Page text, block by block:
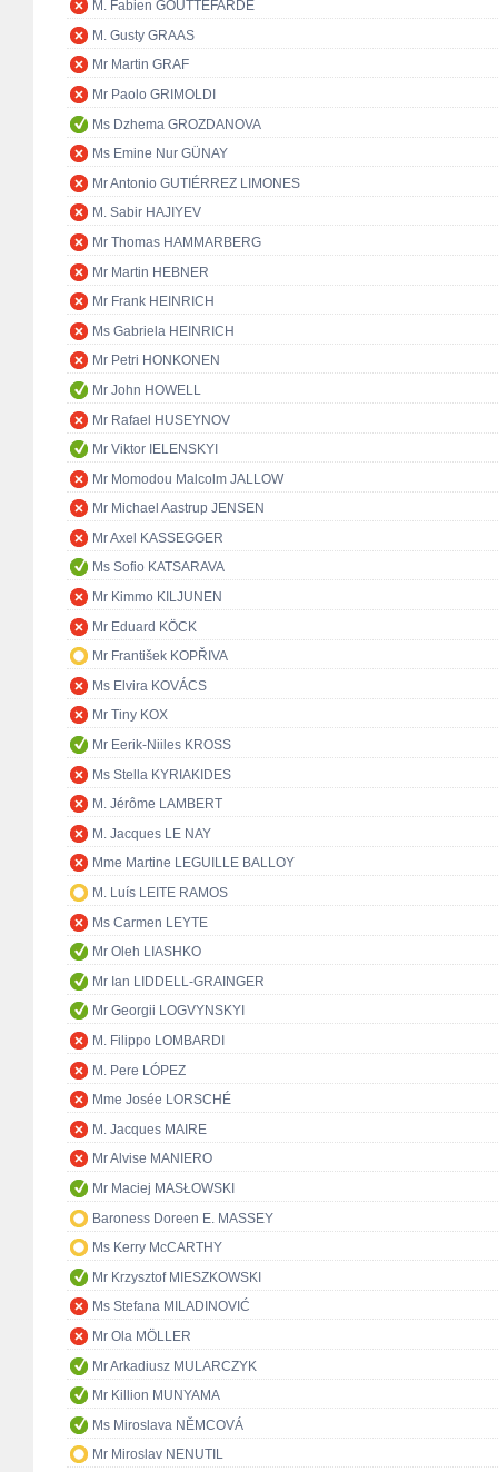
M. Fabien GOUTTEFARDE
M. Gusty GRAAS
Mr Martin GRAF
Mr Paolo GRIMOLDI
Ms Dzhema GROZDANOVA
Ms Emine Nur GÜNAY
Mr Antonio GUTIÉRREZ LIMONES
M. Sabir HAJIYEV
Mr Thomas HAMMARBERG
Mr Martin HEBNER
Mr Frank HEINRICH
Ms Gabriela HEINRICH
Mr Petri HONKONEN
Mr John HOWELL
Mr Rafael HUSEYNOV
Mr Viktor IELENSKYI
Mr Momodou Malcolm JALLOW
Mr Michael Aastrup JENSEN
Mr Axel KASSEGGER
Ms Sofio KATSARAVA
Mr Kimmo KILJUNEN
Mr Eduard KÖCK
Mr František KOPŘIVA
Ms Elvira KOVÁCS
Mr Tiny KOX
Mr Eerik-Niiles KROSS
Ms Stella KYRIAKIDES
M. Jérôme LAMBERT
M. Jacques LE NAY
Mme Martine LEGUILLE BALLOY
M. Luís LEITE RAMOS
Ms Carmen LEYTE
Mr Oleh LIASHKO
Mr Ian LIDDELL-GRAINGER
Mr Georgii LOGVYNSKYI
M. Filippo LOMBARDI
M. Pere LÓPEZ
Mme Josée LORSCHÉ
M. Jacques MAIRE
Mr Alvise MANIERO
Mr Maciej MASŁOWSKI
Baroness Doreen E. MASSEY
Ms Kerry McCARTHY
Mr Krzysztof MIESZKOWSKI
Ms Stefana MILADINOVIĆ
Mr Ola MÖLLER
Mr Arkadiusz MULARCZYK
Mr Killion MUNYAMA
Ms Miroslava NĚMCOVÁ
Mr Miroslav NENUTIL